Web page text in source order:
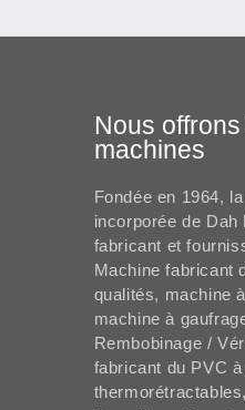
Nous
machines
Fondée en 1964,
incorporée de
fabricant et
Machine fabricant
qualités, machine
machine à
Rembobinage /
fabricant du PVC